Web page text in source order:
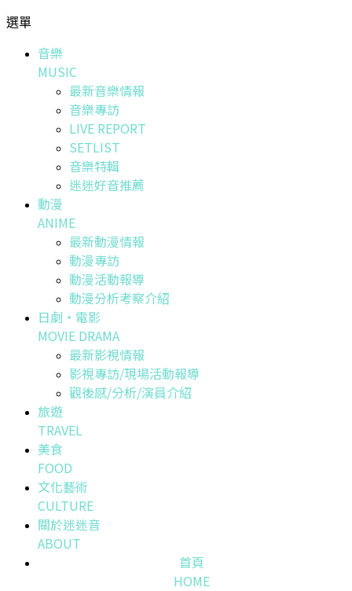
選單
音樂
MUSIC
最新音樂情報
音樂專訪
LIVE REPORT
SETLIST
音樂特輯
迷迷好音推薦
動漫
ANIME
最新動漫情報
動漫專訪
動漫活動報導
動漫分析考察介紹
日劇・電影
MOVIE DRAMA
最新影視情報
影視專訪/現場活動報導
觀後感/分析/演員介紹
旅遊
TRAVEL
美食
FOOD
文化藝術
CULTURE
關於迷迷音
ABOUT
首頁
HOME